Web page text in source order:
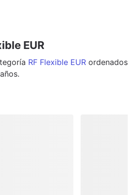
EUR
RF Flexible EUR ordenados